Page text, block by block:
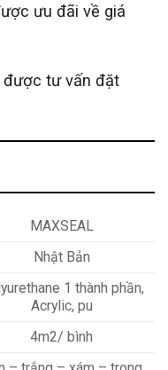
ưu đãi về giá
được tư vấn đặt
MAXSEAL
Nhật Bản
1 thành phần,
Acrylic, pu
4m2/ bình